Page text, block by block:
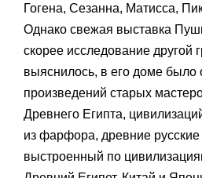
Гогена, Сезанна, Матисса,
Однако свежая выставка
скорее исследование другой
выяснилось, в его доме было
произведений старых
Древнего Египта,
из фарфора, древние русские
выстроенный по